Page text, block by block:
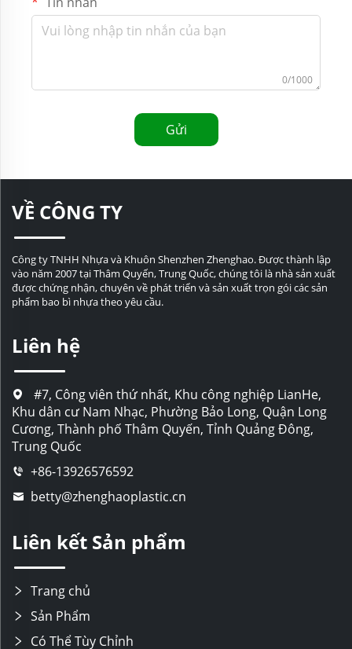
0/1000
Gửi
VỀ CÔNG TY
Công ty TNHH Nhựa và Khuôn Shenzhen Zhenghao. Được thành lập
vào năm 2007 tại Thâm Quyến, Trung Quốc, chúng tôi là nhà sản xuất
được chứng nhận, chuyên về phát triển và sản xuất trọn gói các sản
phẩm bao bì nhựa theo yêu cầu.
Liên hệ
#7, Công viên thứ nhất, Khu công nghiệp LianHe,
Khu dân cư Nam Nhạc, Phường Bảo Long, Quận Long
Cương, Thành phố Thâm Quyến, Tỉnh Quảng Đông,
Trung Quốc
+86-13926576592
betty@zhenghaoplastic.cn
Liên kết Sản phẩm
Trang chủ
Sản Phẩm
Có Thể Tùy Chỉnh